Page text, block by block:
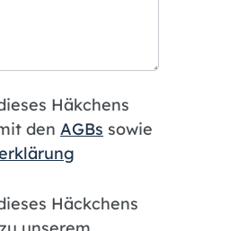
Häkchens
den AGBs sowie
Häckchens